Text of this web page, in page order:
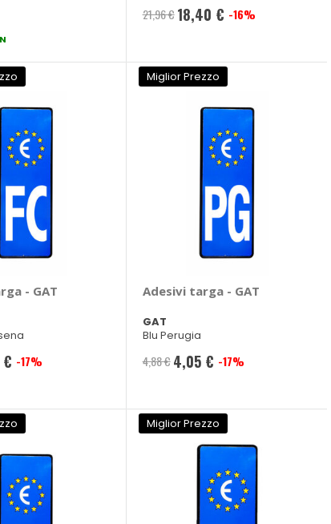
21,96 € Prezzo
18,40 € -16%
- GAT
-17%
Miglior Prezzo
Adesivi targa - GAT
GAT
Blu Perugia
4,88 € Prezzo
4,05 € -17%
Miglior Prezzo